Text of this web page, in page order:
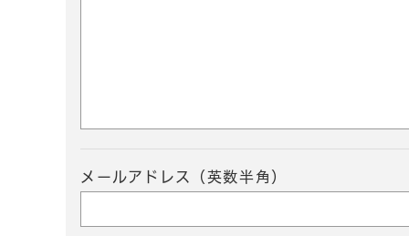
メールアドレス（英数半角）